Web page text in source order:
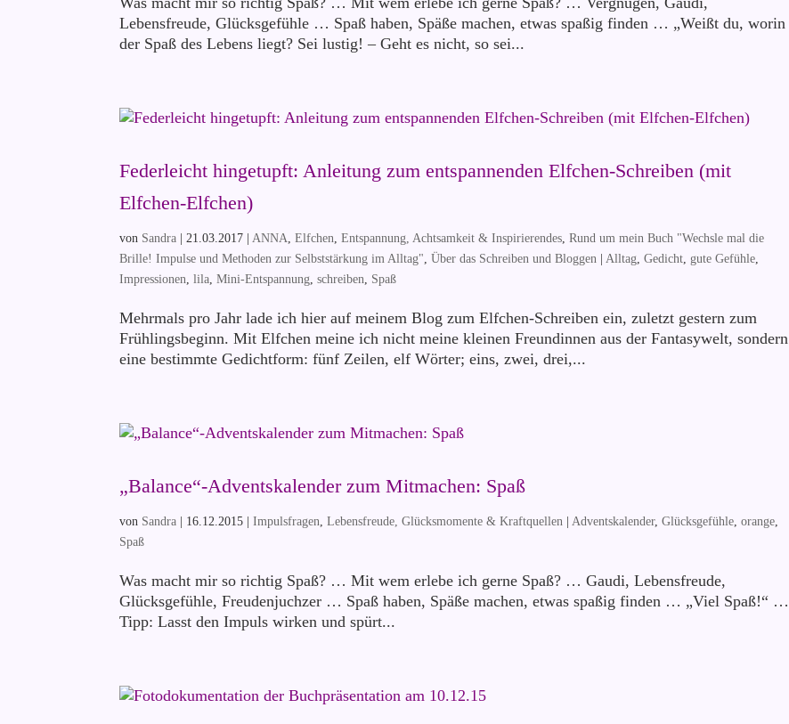
Lebensfreude, Glücksgefühle … Spaß haben, Späße machen, etwas spaßig finden … „Weißt du, worin
der Spaß des Lebens liegt? Sei lustig! – Geht es nicht, so sei...
Federleicht hingetupft: Anleitung zum entspannenden Elfchen-Schreiben (mit
Elfchen-Elfchen)
von Sandra |21.03.2017 |ANNA,Elfchen,Entspannung, Achtsamkeit & Inspirierendes,Rund um mein Buch "Wechsle mal die
Brille! Impulse und Methoden zur Selbststärkung im Alltag",Über das Schreiben und Bloggen |Alltag,Gedicht, gute Gefühle,
Impressionen,lila,Mini-Entspannung,schreiben, Spaß
Mehrmals pro Jahr lade ich hier auf meinem Blog zum Elfchen-Schreiben ein, zuletzt gestern zum
Frühlingsbeginn. Mit Elfchen meine ich nicht meine kleinen Freundinnen aus der Fantasywelt, sondern
eine bestimmte Gedichtform: fünf Zeilen, elf Wörter; eins, zwei, drei,...
„Balance“-Adventskalender zum Mitmachen: Spaß
von Sandra 16.12.2015 |Impulsfragen,Lebensfreude, Glücksmomente & Kraftquellen |Adventskalender,Glücksgefühle,orange,
Spaß
Was macht mir so richtig Spaß? … Mit wem erlebe ich gerne Spaß? … Gaudi, Lebensfreude,
Glücksgefühle, Freudenjuchzer … Spaß haben, Späße machen, etwas spaßig finden … „Viel Spaß!“ …
Tipp: Lasst den Impuls wirken und spürt...